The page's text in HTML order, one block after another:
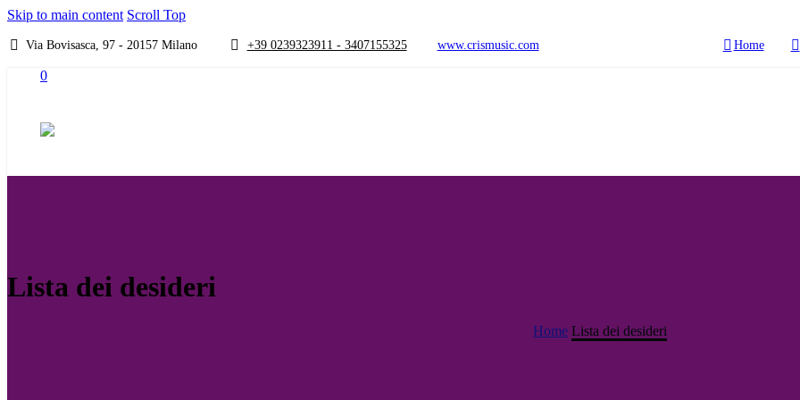
Skip to main content Scroll Top
Via Bovisasca, 97 - 20157 Milano +39 0239323911 - 3407155325 www.crismusic.com Home
0
Lista dei desideri
Home Lista dei desideri